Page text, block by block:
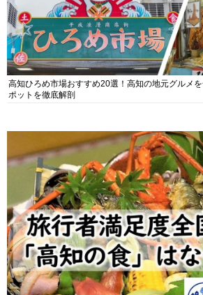
高知ひろめ市場おすすめ20選！高知の地元グルメ
ポットを徹底解剖